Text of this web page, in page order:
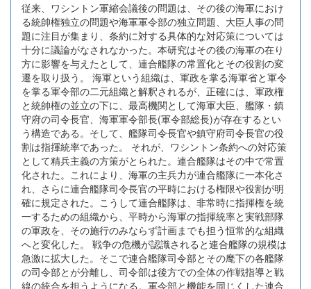
従来、ワシントン軍縮会議後の問題は、その後の海軍におけ
る統帥権独立の問題や海軍軍令部の独立問題、大臣人事の問
題に注目が集まり、条約に対する具体的な対応策については
十分に議論がなされなかった。本研究はその後の海軍の在り
方に影響を与えたとして、連合艦隊の常置化とその役割の変
遷を取り扱う。 海軍という組織は、軍政を掌る海軍省と軍令
を掌る軍令部の二元組織と解釈されるが、正確には、軍政権
と統帥権の並立の下に、最高機関として海軍大臣、艦隊・鎮
守府の司令長官、海軍軍令部長(軍令部総長)が存在するとい
う構造である。そして、艦隊司令長官や鎮守府司令長官の役
割は指揮統率であった。 それが、ワシントン条約への対応策
として精兵主義の方策がとられた。連合艦隊はその中で常置
化された。これにより、海軍の主兵力が連合艦隊に一本化さ
れ、さらに連合艦隊司令長官の平時における権限や役割が明
確に規定された。こうして連合艦隊は、非常時に指揮権を統
一するための組織から、平時から海軍の指揮統率と実戦部隊
の軍政を、その施行のみならず計画までも担う恒常的な組織
へと変化した。 戦争の危機が認識されると連合艦隊の規模は
急激に拡大した。そこで連合艦隊司令部とその麾下の各艦隊
の司令部とが分離し、司令部は後方での全体の作戦指導と戦
線の統合を担うようになる。軍令部と機能を同じくした連合